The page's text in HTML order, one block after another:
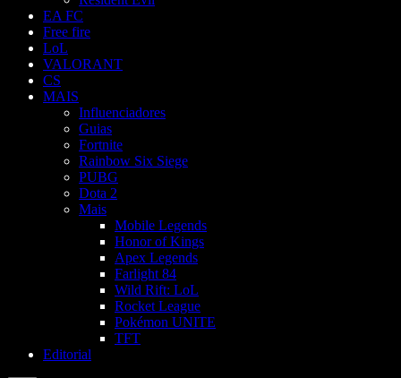
EA FC
Free fire
LoL
VALORANT
CS
MAIS
Influenciadores
Guias
Fortnite
Rainbow Six Siege
PUBG
Dota 2
Mais
Mobile Legends
Honor of Kings
Apex Legends
Farlight 84
Wild Rift: LoL
Rocket League
Pokémon UNITE
TFT
Editorial